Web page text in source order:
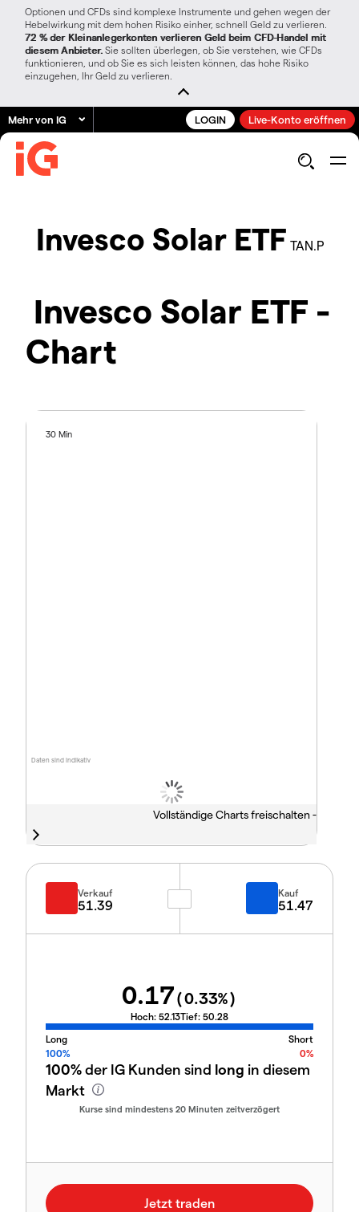
Optionen und CFDs sind komplexe Instrumente und gehen wegen der
Hebelwirkung mit dem hohen Risiko einher, schnell Geld zu verlieren.
72 % der Kleinanlegerkonten verlieren Geld beim CFD-Handel mit
diesem Anbieter. Sie sollten überlegen, ob Sie verstehen, wie CFDs
funktionieren, und ob Sie es sich leisten können, das hohe Risiko
einzugehen, Ihr Geld zu verlieren.
Mehr von IG LOGIN Live-Konto eröffnen
Invesco Solar ETF TAN.P
Invesco Solar ETF -
Chart
Daten sind indikativ
30 Min
Vollständige Charts freischalten -
Verkauf
51.39
Kauf
51.47
0.17(0.33%)
Hoch: 52.13Tief: 50.28
Long
Short
100%
0%
100%der IG Kunden sind long in diesem
Markt
Kurse sind mindestens 20 Minuten zeitverzögert